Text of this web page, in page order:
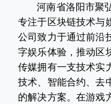
河南省洛阳市聚
专注于区块链技术与
公司致力于通过前沿
字娱乐体验，推动区
传媒拥有一支技术实
技术、智能合约、去
的解决方案。在游戏